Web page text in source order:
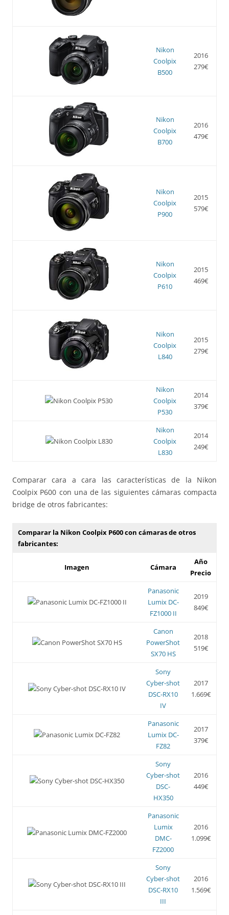
Nikon
Coolpix
B500
2016
279€
Nikon
Coolpix
B700
2016
479€
Nikon
Coolpix
P900
2015
579€
Nikon
Coolpix
P610
2015
469€
Nikon
Coolpix
L840
2015
279€
Nikon
Coolpix
P530
2014
379€
Nikon
Coolpix
L830
2014
249€
Comparar cara a cara las características de la Nikon
Coolpix P600 con una de las siguientes cámaras compacta
bridge de otros fabricantes:
Comparar la Nikon Coolpix P600 con cámaras de otros
fabricantes:
Imagen Cámara
Año
Precio
Panasonic
Lumix DC-
FZ1000 II
2019
849€
Canon
PowerShot
SX70 HS
2018
519€
Sony
Cyber-shot
DSC-RX10
IV
2017
1.669€
Panasonic
Lumix DC-
FZ82
2017
379€
Sony
Cyber-shot
DSC-
HX350
2016
449€
Panasonic
Lumix
DMC-
FZ2000
2016
1.099€
Sony
Cyber-shot
DSC-RX10
III
2016
1.569€